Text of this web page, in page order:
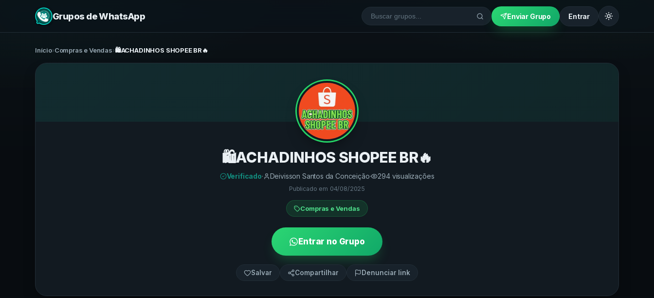
Grupos de WhatsApp Enviar Grupo Entrar
Início›Compras e Vendas›🛍️ACHADINHOS SHOPEE BR🔥
🛍️ACHADINHOS SHOPEE BR🔥
Verificado· Deivisson Santos da Conceição· 294visualizações
Publicado em 04/08/2025
Compras e Vendas
Entrar no Grupo
Salvar Compartilhar Denunciar link